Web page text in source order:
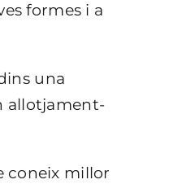
formes i a
una
allotjament-
coneix millor